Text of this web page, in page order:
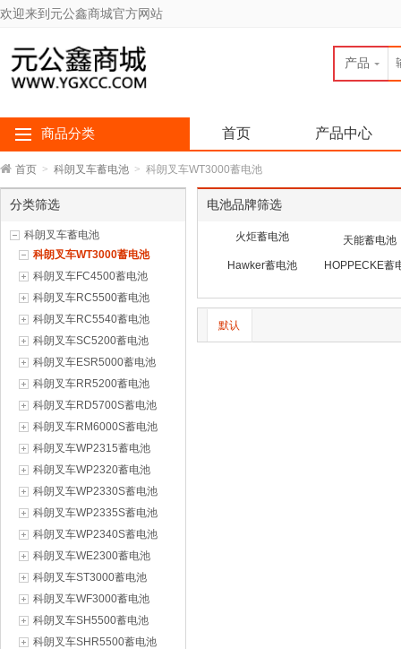
欢迎来到元公鑫商城官方网站
产品
商品分类 首页 产品中心
首页 > 科朗叉车蓄电池 > 科朗叉车WT3000蓄电池
分类筛选
科朗叉车蓄电池
科朗叉车WT3000蓄电池
科朗叉车FC4500蓄电池
科朗叉车RC5500蓄电池
科朗叉车RC5540蓄电池
科朗叉车SC5200蓄电池
科朗叉车ESR5000蓄电池
科朗叉车RR5200蓄电池
科朗叉车RD5700S蓄电池
科朗叉车RM6000S蓄电池
科朗叉车WP2315蓄电池
科朗叉车WP2320蓄电池
科朗叉车WP2330S蓄电池
科朗叉车WP2335S蓄电池
科朗叉车WP2340S蓄电池
科朗叉车WE2300蓄电池
科朗叉车ST3000蓄电池
科朗叉车WF3000蓄电池
科朗叉车SH5500蓄电池
科朗叉车SHR5500蓄电池
电池品牌筛选
火炬蓄电池
天能蓄电池
Hawker蓄电池
HOPPECKE蓄
默认